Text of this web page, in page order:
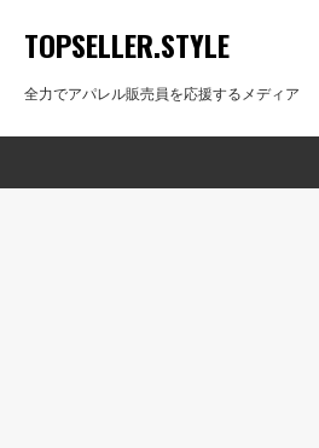
TOPSELLER.STYLE
全力でアパレル販売員を応援するメディア